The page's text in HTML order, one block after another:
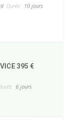
Durée: 10 jours
395 €
6 jours